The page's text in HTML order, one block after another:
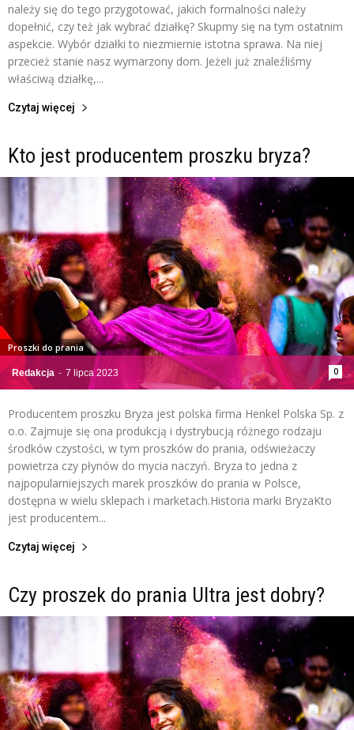
należy się do tego przygotować, jakich formalności należy
dopełnić, czy też jak wybrać działkę? Skupmy się na tym ostatnim
aspekcie. Wybór działki to niezmiernie istotna sprawa. Na niej
przecież stanie nasz wymarzony dom. Jeżeli już znaleźliśmy
właściwą działkę,...
Czytaj więcej
Kto jest producentem proszku bryza?
Redakcja - 7 lipca 2023 0
Proszki do prania
Producentem proszku Bryza jest polska firma Henkel Polska Sp. z
o.o. Zajmuje się ona produkcją i dystrybucją różnego rodzaju
środków czystości, w tym proszków do prania, odświeżaczy
powietrza czy płynów do mycia naczyń. Bryza to jedna z
najpopularniejszych marek proszków do prania w Polsce,
dostępna w wielu sklepach i marketach.Historia marki BryzaKto
jest producentem...
Czytaj więcej
Czy proszek do prania Ultra jest dobry?